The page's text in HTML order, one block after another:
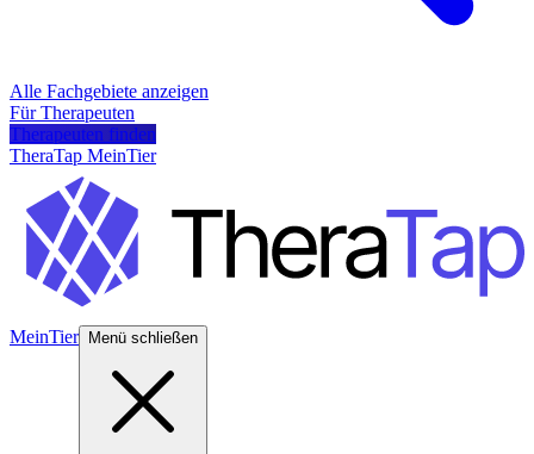
Alle Fachgebiete anzeigen
Für Therapeuten
Therapeuten finden
TheraTap MeinTier
MeinTier Menü schließen